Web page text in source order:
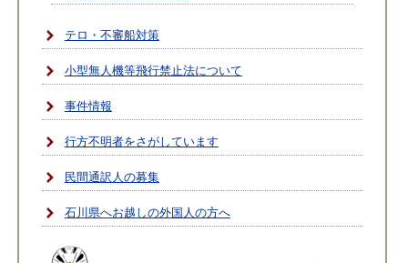
テロ・不審船対策
小型無人機等飛行禁止法について
事件情報
行方不明者をさがしています
民間通訳人の募集
石川県へお越しの外国人の方へ